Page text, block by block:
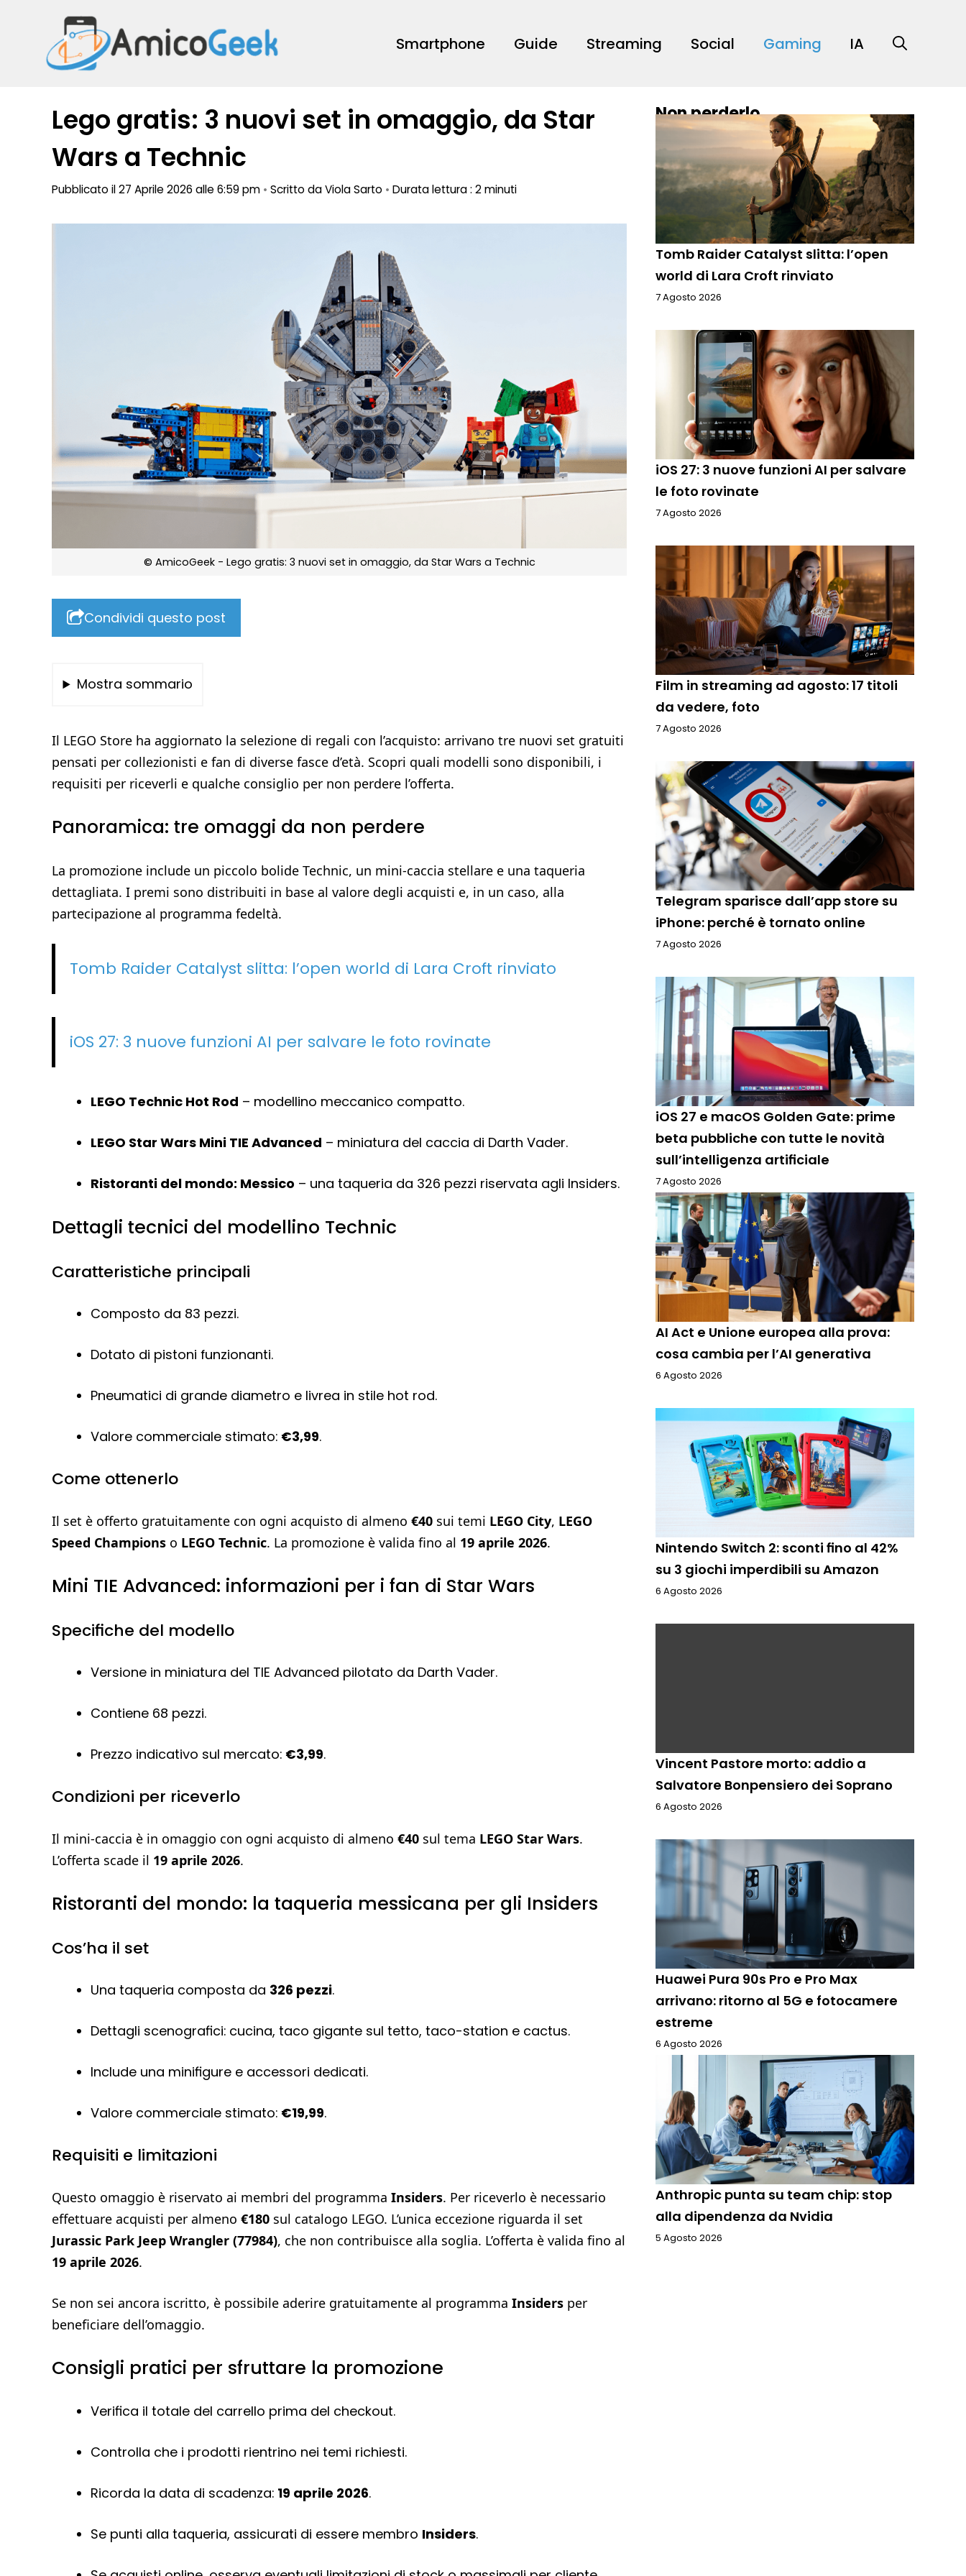
contenuto
Smartphone Guide Streaming Social Gaming IA
Lego gratis: 3 nuovi set in omaggio, da Star
Wars a Technic
Pubblicato il 27 Aprile 2026 alle 6:59 pm • Scritto daViola Sarto • Durata lettura : 2 minuti
© AmicoGeek - Lego gratis: 3 nuovi set in omaggio, da Star Wars a Technic
Condividi questo post
Mostra sommario
Il LEGO Store ha aggiornato la selezione di regali con l’acquisto: arrivano tre nuovi set gratuiti
pensati per collezionisti e fan di diverse fasce d’età. Scopri quali modelli sono disponibili, i
requisiti per riceverli e qualche consiglio per non perdere l’offerta.
Panoramica: tre omaggi da non perdere
La promozione include un piccolo bolide Technic, un mini-caccia stellare e una taqueria
dettagliata. I premi sono distribuiti in base al valore degli acquisti e, in un caso, alla
partecipazione al programma fedeltà.
Tomb Raider Catalyst slitta: l’open world di Lara Croft rinviato
iOS 27: 3 nuove funzioni AI per salvare le foto rovinate
LEGO Technic Hot Rod – modellino meccanico compatto.
LEGO Star Wars Mini TIE Advanced – miniatura del caccia di Darth Vader.
Ristoranti del mondo: Messico – una taqueria da 326 pezzi riservata agli Insiders.
Dettagli tecnici del modellino Technic
Caratteristiche principali
Composto da 83 pezzi.
Dotato di pistoni funzionanti.
Pneumatici di grande diametro e livrea in stile hot rod.
Valore commerciale stimato: €3,99.
Come ottenerlo
Il set è offerto gratuitamente con ogni acquisto di almeno €40 sui temi LEGO City, LEGO
Speed Champions o LEGO Technic. La promozione è valida fino al 19 aprile 2026.
Mini TIE Advanced: informazioni per i fan di Star Wars
Specifiche del modello
Versione in miniatura del TIE Advanced pilotato da Darth Vader.
Contiene 68 pezzi.
Prezzo indicativo sul mercato: €3,99.
Condizioni per riceverlo
Il mini-caccia è in omaggio con ogni acquisto di almeno €40 sul tema LEGO Star Wars.
L’offerta scade il 19 aprile 2026.
Ristoranti del mondo: la taqueria messicana per gli Insiders
Cos’ha il set
Una taqueria composta da 326 pezzi.
Dettagli scenografici: cucina, taco gigante sul tetto, taco-station e cactus.
Include una minifigure e accessori dedicati.
Valore commerciale stimato: €19,99.
Requisiti e limitazioni
Questo omaggio è riservato ai membri del programma Insiders. Per riceverlo è necessario
effettuare acquisti per almeno €180 sul catalogo LEGO. L’unica eccezione riguarda il set
Jurassic Park Jeep Wrangler (77984), che non contribuisce alla soglia. L’offerta è valida fino al
19 aprile 2026.
Se non sei ancora iscritto, è possibile aderire gratuitamente al programma Insiders per
beneficiare dell’omaggio.
Consigli pratici per sfruttare la promozione
Verifica il totale del carrello prima del checkout.
Controlla che i prodotti rientrino nei temi richiesti.
Ricorda la data di scadenza: 19 aprile 2026.
Se punti alla taqueria, assicurati di essere membro Insiders.
Non perderlo
Tomb Raider Catalyst slitta: l’open
world di Lara Croft rinviato
7 Agosto 2026
iOS 27: 3 nuove funzioni AI per salvare
le foto rovinate
7 Agosto 2026
Film in streaming ad agosto: 17 titoli
da vedere, foto
7 Agosto 2026
Telegram sparisce dall’app store su
iPhone: perché è tornato online
7 Agosto 2026
iOS 27 e macOS Golden Gate: prime
beta pubbliche con tutte le novità
sull’intelligenza artificiale
7 Agosto 2026
AI Act e Unione europea alla prova:
cosa cambia per l’AI generativa
6 Agosto 2026
Nintendo Switch 2: sconti fino al 42%
su 3 giochi imperdibili su Amazon
6 Agosto 2026
Vincent Pastore morto: addio a
Salvatore Bonpensiero dei Soprano
6 Agosto 2026
Huawei Pura 90s Pro e Pro Max
arrivano: ritorno al 5G e fotocamere
estreme
6 Agosto 2026
Anthropic punta su team chip: stop
alla dipendenza da Nvidia
5 Agosto 2026